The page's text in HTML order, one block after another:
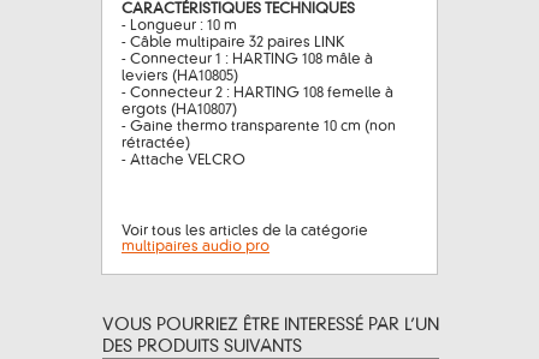
CARACTÉRISTIQUES TECHNIQUES
- Longueur : 10 m
- Câble multipaire 32 paires LINK
- Connecteur 1 : HARTING 108 mâle à
leviers (HA10805)
- Connecteur 2 : HARTING 108 femelle à
ergots (HA10807)
- Gaine thermo transparente 10 cm (non
rétractée)
- Attache VELCRO
Voir tous les articles de la catégorie
multipaires audio pro
VOUS POURRIEZ ÊTRE INTERESSÉ PAR L’UN
DES PRODUITS SUIVANTS